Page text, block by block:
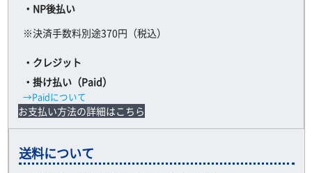
・NP後払い
※決済手数料別途370円（税込）
・クレジット
・掛け払い（Paid）
→Paidについて
お支払い方法の詳細はこちら
送料について